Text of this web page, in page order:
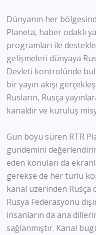
Dünyanın her
Planeta, haber odaklı
programları ile
gelişmeleri dünyaya
Devleti kontrolünde
bir yayın akışı
Rusların, Rusça
kanaldır ve kuruluş
Gün boyu süren RTR
gündemini
eden konuları da
gerekse de her türlü
kanal üzerinden Rusça
Rusya Federasyonu
insanların da ana
sağlanmıştır. Kanal